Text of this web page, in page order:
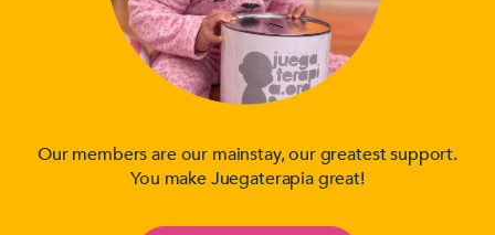
Our members are our mainstay, our greatest support.
You make Juegaterapia great!